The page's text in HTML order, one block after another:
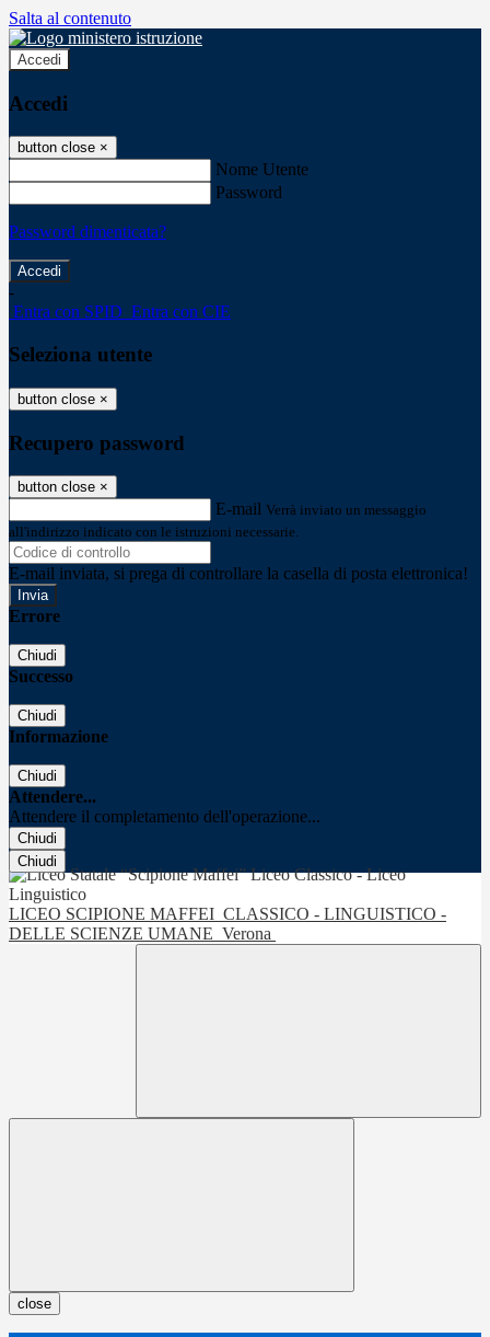
Salta al contenuto
Accedi
Accedi
button close ×
Nome Utente
Password
Password dimenticata?
-
Entra con SPID Entra con CIE
Seleziona utente
button close ×
Recupero password
button close ×
E-mail Verrà inviato un messaggio
all'indirizzo indicato con le istruzioni necessarie.
E-mail inviata, si prega di controllare la casella di posta elettronica!
Errore
Chiudi
Successo
Chiudi
Informazione
Chiudi
Attendere...
Attendere il completamento dell'operazione...
Chiudi
Chiudi
LICEO SCIPIONE MAFFEI CLASSICO - LINGUISTICO -
DELLE SCIENZE UMANE Verona
close